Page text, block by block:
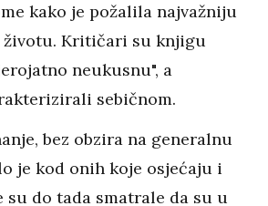
kako je požalila najvažniju
životu. Kritičari su knjigu
neukusnu", a
sebičnom.
bez obzira na generalnu
je kod onih koje osjećaju i
su do tada smatrale da su u